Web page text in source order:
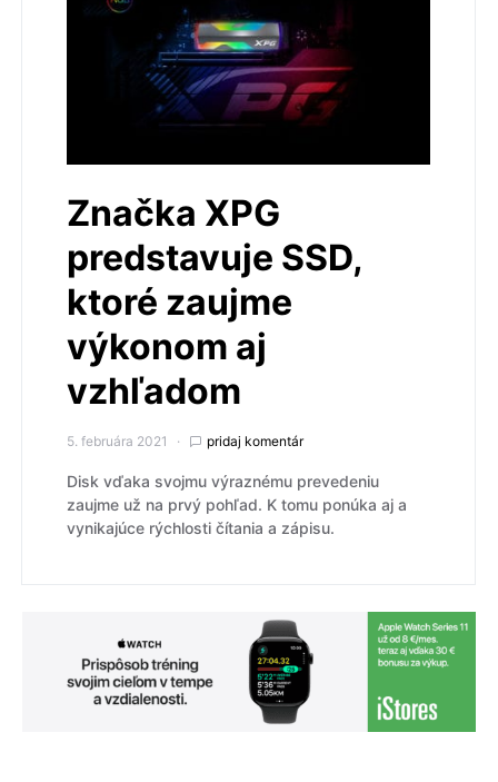
Značka XPG
predstavuje SSD,
ktoré zaujme
výkonom aj
vzhľadom
5. februára 2021 pridaj komentár
Disk vďaka svojmu výraznému prevedeniu
zaujme už na prvý pohľad. K tomu ponúka aj a
vynikajúce rýchlosti čítania a zápisu.